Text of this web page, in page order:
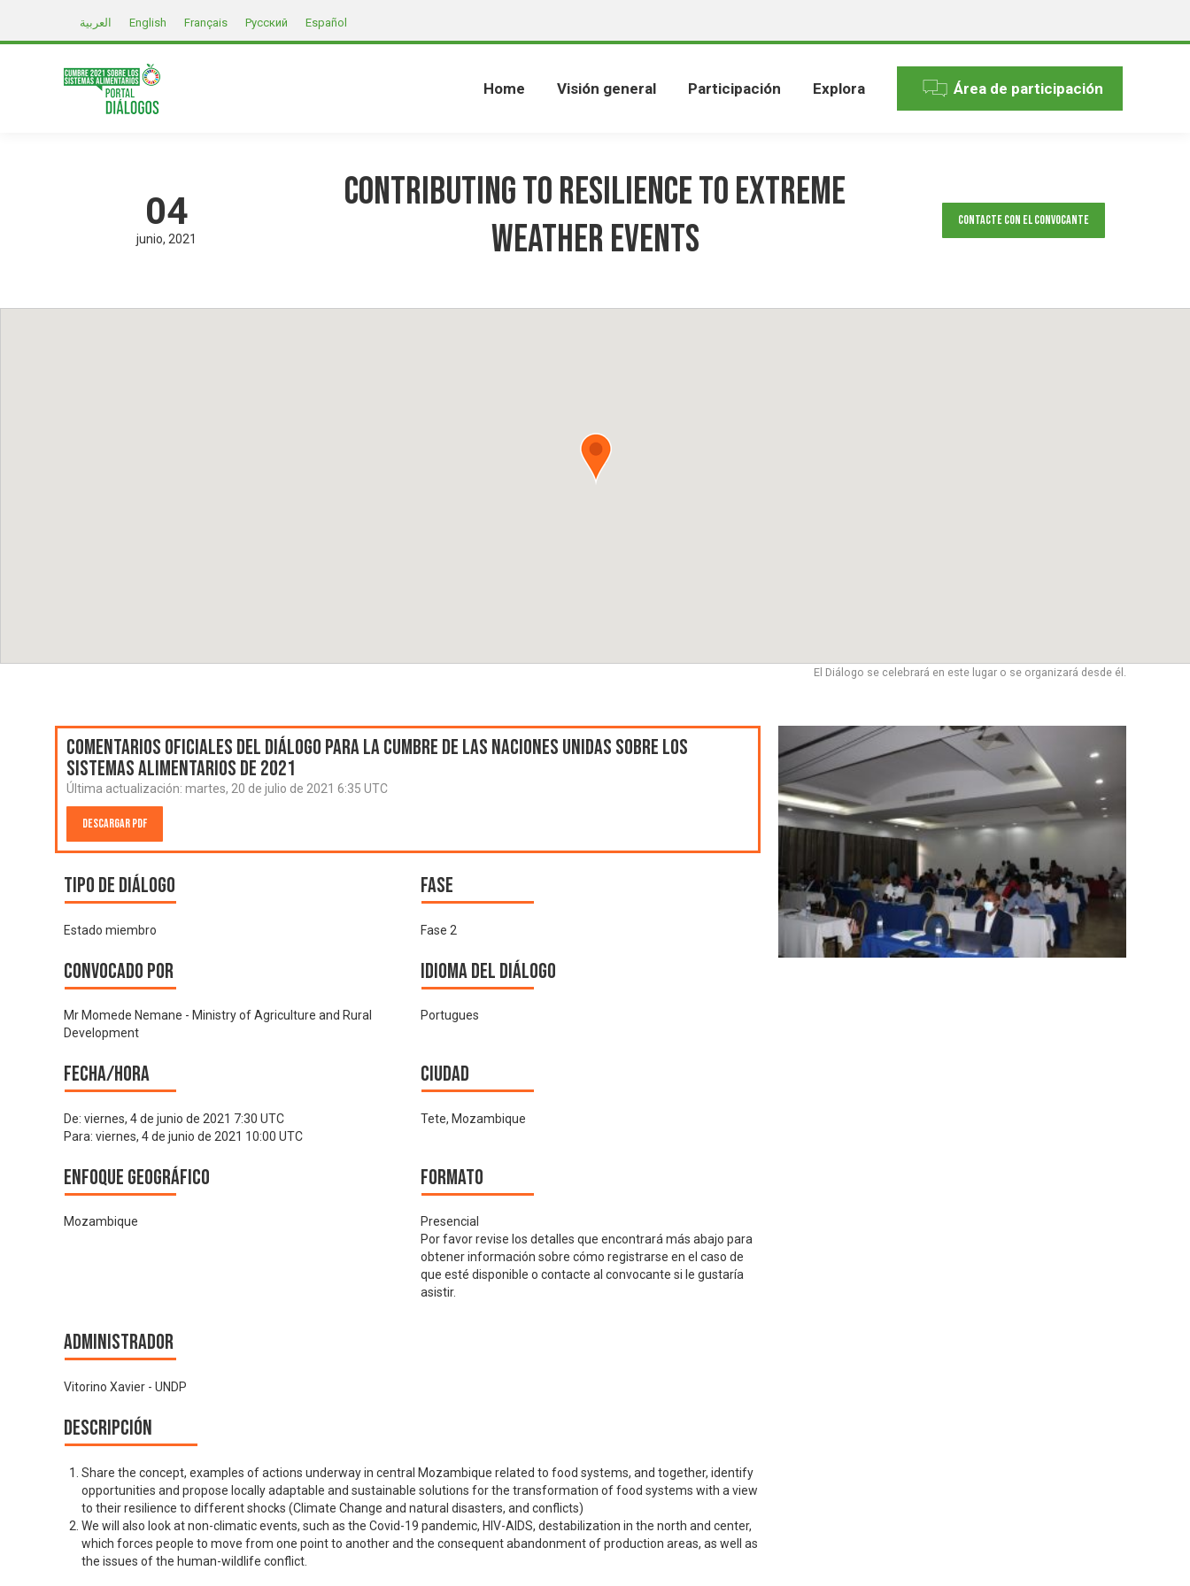
العربية English Français Русский Español
Home Visión general Participación Explora Área de participación
04
junio 2021
contributing to resilience to extreme
weather events
Contacte con el convocante
El Diálogo se celebrará en este lugar o se organizará desde él.
Comentarios oficiales del Diálogo para la Cumbre de las Naciones Unidas sobre los
Sistemas Alimentarios de 2021
Última actualización: martes, 20 de julio de 2021 6:35 UTC
Descargar PDF
Tipo de diálogo
Estado miembro
Fase
Fase 2
Convocado por
Mr Momede Nemane - Ministry of Agriculture and Rural
Development
Idioma del Diálogo
Portugues
Fecha/hora
De: viernes, 4 de junio de 2021 7:30 UTC
Para: viernes, 4 de junio de 2021 10:00 UTC
Ciudad
Tete, Mozambique
Enfoque geográfico
Mozambique
Formato
Presencial
Por favor revise los detalles que encontrará más abajo para
obtener información sobre cómo registrarse en el caso de
que esté disponible o contacte al convocante si le gustaría
asistir.
Administrador
Vitorino Xavier - UNDP
Descripción
Share the concept, examples of actions underway in central Mozambique related to food systems, and together, identify
opportunities and propose locally adaptable and sustainable solutions for the transformation of food systems with a view
to their resilience to different shocks (Climate Change and natural disasters, and conflicts)
We will also look at non-climatic events, such as the Covid-19 pandemic, HIV-AIDS, destabilization in the north and center,
which forces people to move from one point to another and the consequent abandonment of production areas, as well as
the issues of the human-wildlife conflict.